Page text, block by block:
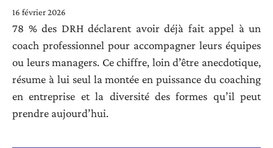
16 février 2026
78 % des DRH déclarent avoir déjà fait appel à un
coach professionnel pour accompagner leurs équipes
ou leurs managers. Ce chiffre, loin d’être anecdotique,
résume à lui seul la montée en puissance du coaching
en entreprise et la diversité des formes qu’il peut
prendre aujourd’hui.